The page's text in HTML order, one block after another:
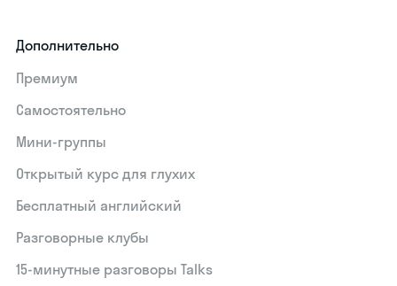
Дополнительно
Премиум
Самостоятельно
Мини-группы
Открытый курс для глухих
Бесплатный английский
Разговорные клубы
15‑минутные разговоры Talks